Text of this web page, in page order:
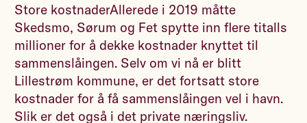
Store kostnaderAllerede i 2019 måtte
Skedsmo, Sørum og Fet spytte inn flere titalls
millioner for å dekke kostnader knyttet til
sammenslåingen. Selv om vi nå er blitt
Lillestrøm kommune, er det fortsatt store
kostnader for å få sammenslåingen vel i havn.
Slik er det også i det private næringsliv.